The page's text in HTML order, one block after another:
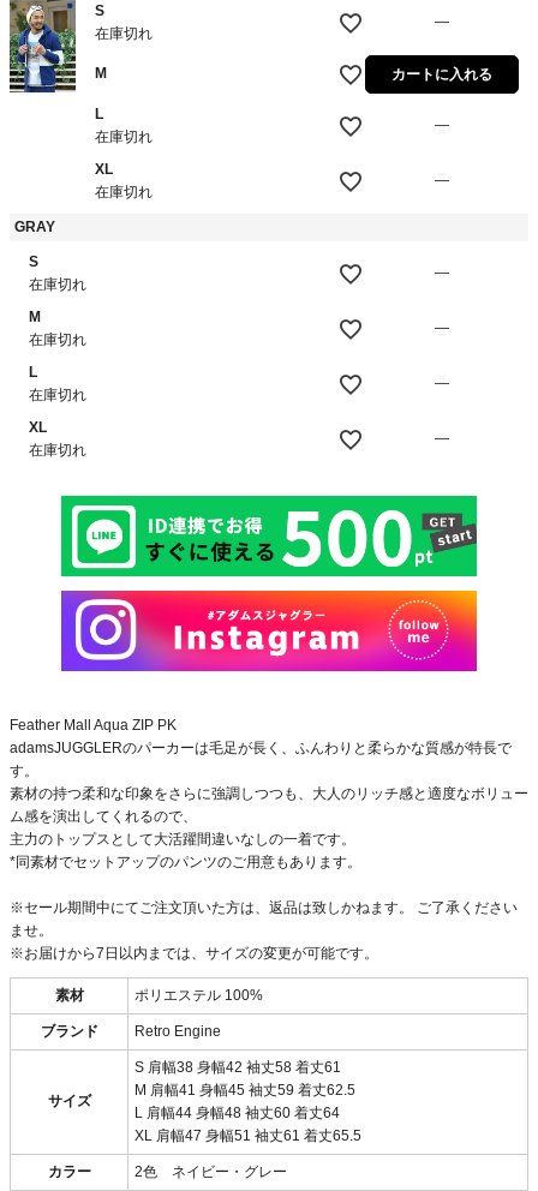
S
在庫切れ
—
M カートに入れる
L
在庫切れ
—
XL
在庫切れ
—
GRAY
S
在庫切れ
—
M
在庫切れ
—
L
在庫切れ
—
XL
在庫切れ
—
Feather Mall Aqua ZIP PK
adamsJUGGLERのパーカーは毛足が長く、ふんわりと柔らかな質感が特長で
す。
素材の持つ柔和な印象をさらに強調しつつも、大人のリッチ感と適度なボリュー
ム感を演出してくれるので、
主力のトップスとして大活躍間違いなしの一着です。
*同素材でセットアップのパンツのご用意もあります。
※セール期間中にてご注文頂いた方は、返品は致しかねます。 ご了承ください
ませ。
※お届けから7日以内までは、サイズの変更が可能です。
素材 ポリエステル 100%
ブランド Retro Engine
サイズ
S 肩幅38 身幅42 袖丈58 着丈61
M 肩幅41 身幅45 袖丈59 着丈62.5
L 肩幅44 身幅48 袖丈60 着丈64
XL 肩幅47 身幅51 袖丈61 着丈65.5
カラー 2色 ネイビー・グレー